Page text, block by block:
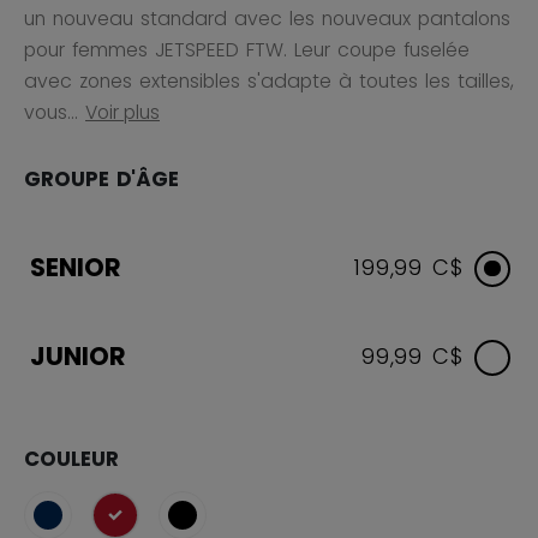
un nouveau standard avec les nouveaux pantalons
pour femmes JETSPEED FTW. Leur coupe fuselée
avec zones extensibles s'adapte à toutes les tailles,
vous... Voir plus
GROUPE D'ÂGE
SENIOR 199,99 C$
JUNIOR 99,99 C$
COULEUR
sélectionné